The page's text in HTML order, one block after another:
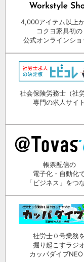
4,000アイテム以上
コクヨ家具初の
公式オンラインショ
社会保険労務士（社労
専門の求人サイト
帳票配信の
電子化・自動化
「ビジネス」をつ
社労士０号業務
掘り起こすラジ
カッパダイブNEO